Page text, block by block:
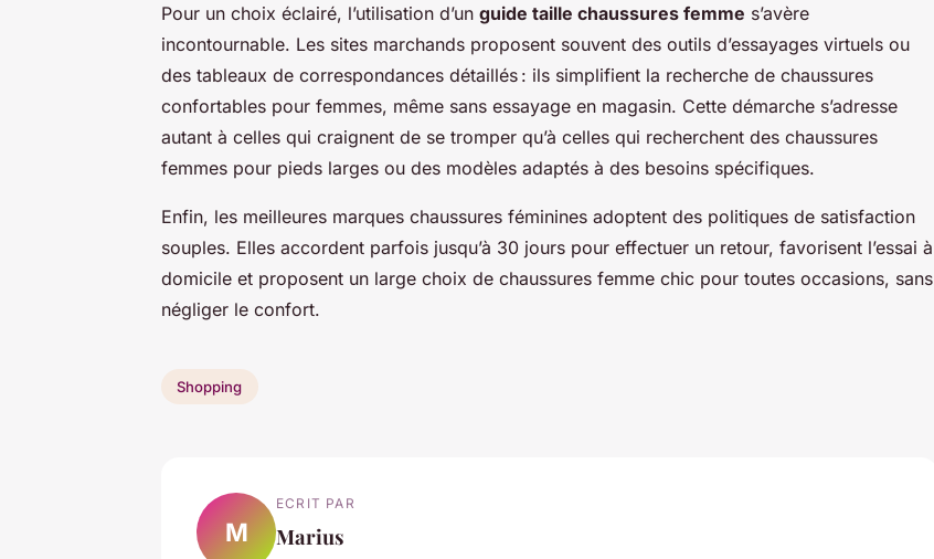
Pour un choix éclairé, l’utilisation d’un guide taille chaussures femme s’avère
incontournable. Les sites marchands proposent souvent des outils d’essayages virtuels ou
des tableaux de correspondances détaillés : ils simplifient la recherche de chaussures
confortables pour femmes, même sans essayage en magasin. Cette démarche s’adresse
autant à celles qui craignent de se tromper qu’à celles qui recherchent des chaussures
femmes pour pieds larges ou des modèles adaptés à des besoins spécifiques.
Enfin, les meilleures marques chaussures féminines adoptent des politiques de satisfaction
souples. Elles accordent parfois jusqu’à 30 jours pour effectuer un retour, favorisent l’essai à
domicile et proposent un large choix de chaussures femme chic pour toutes occasions, sans
négliger le confort.
Shopping
M
ECRIT PAR
Marius